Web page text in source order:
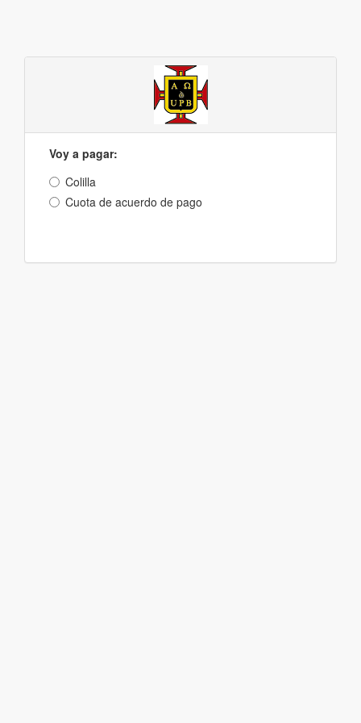
Voy a pagar:
Colilla
Cuota de acuerdo de pago